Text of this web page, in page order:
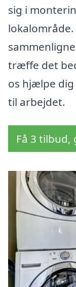
sig i
træffe det
os hjælpe
til arbejdet.
Få 3